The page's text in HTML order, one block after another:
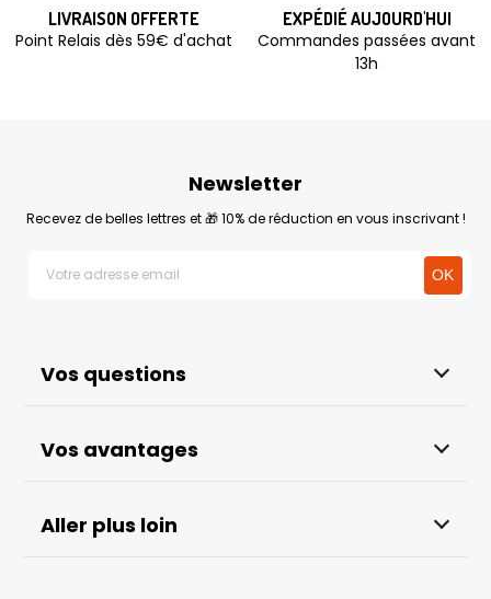
LIVRAISON OFFERTE
Point Relais dès 59€ d'achat
EXPÉDIÉ AUJOURD'HUI
Commandes passées avant
13h
Vos questions
Vos avantages
Aller plus loin
Newsletter
Recevez de belles lettres et 🎁 10% de réduction en vous inscrivant !